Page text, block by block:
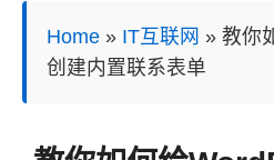
Home» IT互联网 » 教你
创建内置联系表单